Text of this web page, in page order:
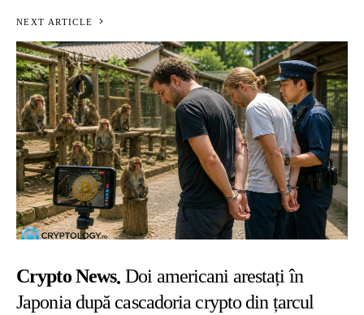
NEXT ARTICLE
Crypto News Doi americani arestați în
Japonia după cascadoria crypto din țarcul